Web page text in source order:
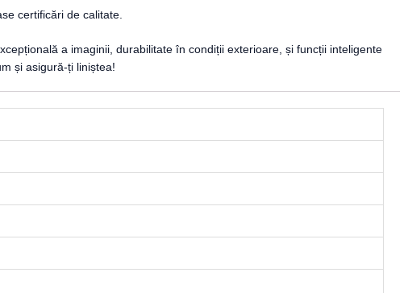
certificări de calitate.
a imaginii, durabilitate în condiții exterioare, și funcții inteligente
și asigură-ți liniștea!